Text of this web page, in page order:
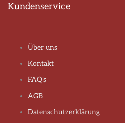
Kundenservice
Über uns
Kontakt
FAQ's
AGB
Datenschutzerklärung